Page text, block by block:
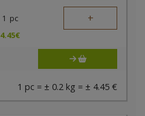
1 pc +
4.45€
1 pc = ± 0.2 kg = ± 4.45 €